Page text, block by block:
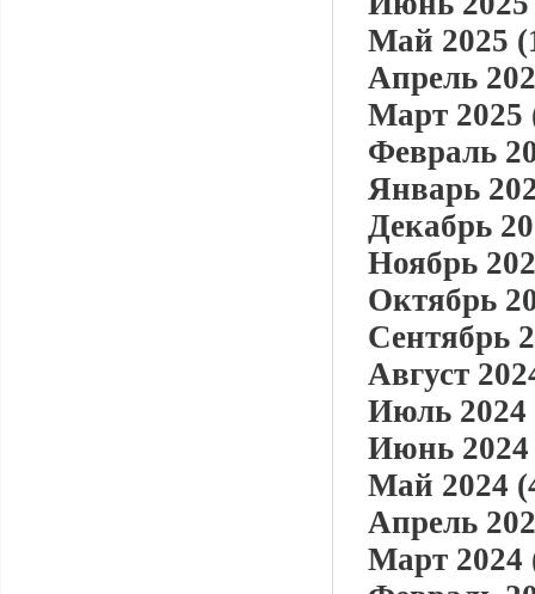
Май 2025
Апрель
Март 2025
Февраль
Январь
Декабрь
Ноябрь
Октябрь
Сентябрь
Август
Июль 2024
Июнь 2024
Май 2024
Апрель
Март 2024